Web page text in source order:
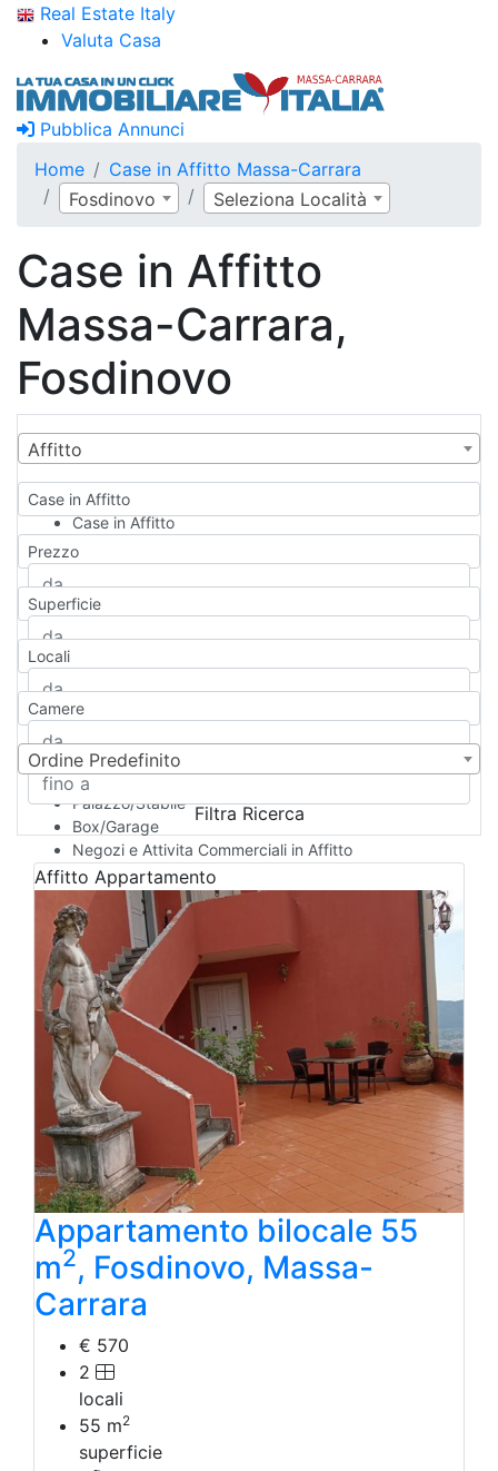
Real Estate Italy
Valuta Casa
Pubblica Annunci
Home
Case in Affitto Massa-Carrara
Fosdinovo
Seleziona Località
Case in Affitto
Massa-Carrara,
Fosdinovo
Affitto
Case in Affitto
Case in Affitto
Qualsiasi
Appartamento
Casa indipendente
Casa Semi-indipendente
Attico/Mansarda
Rustico/Casale
Camera d'Albergo
Multiproprietà
Palazzo/Stabile
Box/Garage
Negozi e Attivita Commerciali in Affitto
Qualsiasi
Attività/Licenza Commerciale
Azienda Agricola
Bar/Ristorante
Bed & Breakfast
Albergo
Laboratorio Artigianale
Negozio/locale commerciale
Agriturismo
Magazzini
Capannoni
Uffici
Terreni in Affitto
Qualsiasi
Terreno edificabile
Terreno
Prezzo
Superficie
Locali
Camere
Ordine Predefinito
Filtra Ricerca
Affitto Appartamento
Appartamento bilocale 55
m2, Fosdinovo, Massa-
Carrara
€ 570
2
locali
55 m2
superficie